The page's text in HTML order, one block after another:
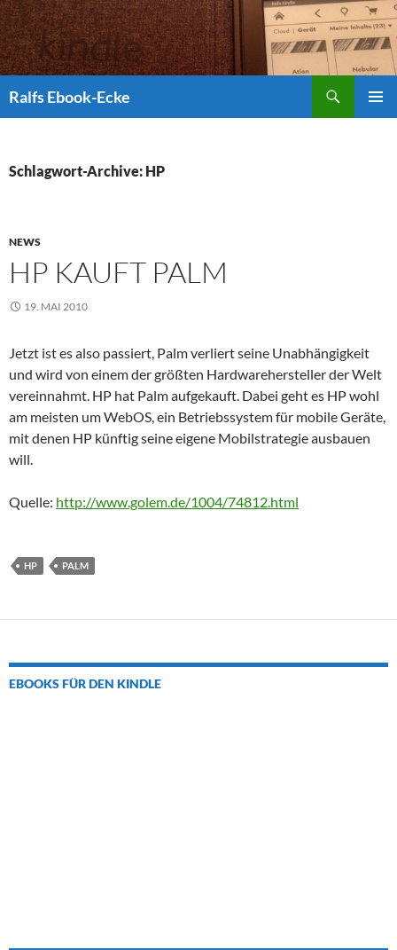
Ralfs Ebook-Ecke
Schlagwort-Archive: HP
NEWS
HP KAUFT PALM
19. MAI 2010
Jetzt ist es also passiert, Palm verliert seine Unabhängigkeit
und wird von einem der größten Hardwarehersteller der Welt
vereinnahmt. HP hat Palm aufgekauft. Dabei geht es HP wohl
am meisten um WebOS, ein Betriebssystem für mobile Geräte,
mit denen HP künftig seine eigene Mobilstrategie ausbauen
will.
Quelle: http://www.golem.de/1004/74812.html
HP PALM
EBOOKS FÜR DEN KINDLE